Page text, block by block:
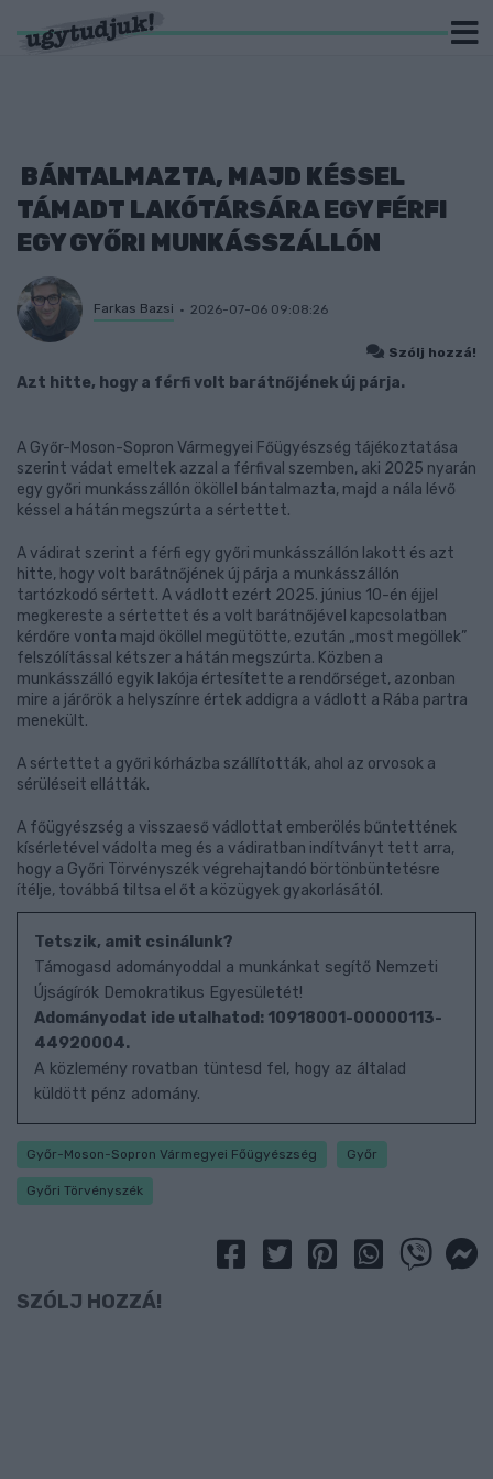
BÁNTALMAZTA, MAJD KÉSSEL
TÁMADT LAKÓTÁRSÁRA EGY FÉRFI
EGY GYŐRI MUNKÁSSZÁLLÓN
Farkas Bazsi 2026-07-06 09:08:26
Szólj hozzá!
Azt hitte, hogy a férfi volt barátnőjének új párja.
A Győr-Moson-Sopron Vármegyei Főügyészség tájékoztatása
szerint vádat emeltek azzal a férfival szemben, aki 2025 nyarán
egy győri munkásszállón ököllel bántalmazta, majd a nála lévő
késsel a hátán megszúrta a sértettet.
A vádirat szerint a férfi egy győri munkásszállón lakott és azt
hitte, hogy volt barátnőjének új párja a munkásszállón
tartózkodó sértett. A vádlott ezért 2025. június 10-én éjjel
megkereste a sértettet és a volt barátnőjével kapcsolatban
kérdőre vonta majd ököllel megütötte, ezután „most megöllek”
felszólítással kétszer a hátán megszúrta. Közben a
munkásszálló egyik lakója értesítette a rendőrséget, azonban
mire a járőrök a helyszínre értek addigra a vádlott a Rába partra
menekült.
A sértettet a győri kórházba szállították, ahol az orvosok a
sérüléseit ellátták.
A főügyészség a visszaeső vádlottat emberölés bűntettének
kísérletével vádolta meg és a vádiratban indítványt tett arra,
hogy a Győri Törvényszék végrehajtandó börtönbüntetésre
ítélje, továbbá tiltsa el őt a közügyek gyakorlásától.
Tetszik, amit csinálunk?
Támogasd adományoddal a munkánkat segítő Nemzeti
Újságírók Demokratikus Egyesületét!
Adományodat ide utalhatod: 10918001-00000113-
44920004.
A közlemény rovatban tüntesd fel, hogy az általad
küldött pénz adomány.
Győr-Moson-Sopron Vármegyei Főügyészség Győr
Győri Törvényszék
SZÓLJ HOZZÁ!